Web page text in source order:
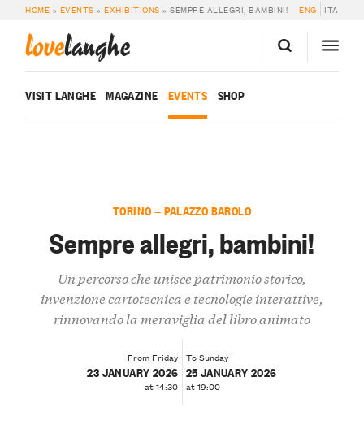
HOME » EVENTS »EXHIBITIONS »SEMPRE ALLEGRI, BAMBINI! ENG ITA
lovelanghe
VISIT LANGHE MAGAZINE EVENTS SHOP
TORINO — PALAZZO BAROLO
Sempre allegri, bambini!
Un percorso che unisce patrimonio storico,
invenzione cartotecnica e tecnologie interattive,
rinnovando la meraviglia del libro animato
From Friday
23 JANUARY 2026
at 14:30
To Sunday
25 JANUARY 2026
at 19:00